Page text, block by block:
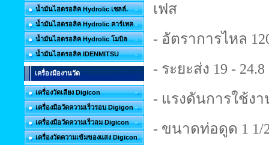
น้ำมันไฮดรอลิค Hydrolic เชลล์.
น้ำมันไฮดรอลิค Hydrolic คาร์เทค
น้ำมันไฮดรอลิค Hydrolic โมบิล
น้ำมันไฮดรอลิค IDENMITSU
เครื่องมืองานวัด
เครื่องวัดเสียง Digicon
เครื่องมือวัดความเร็วรอบ Digigon
เครื่องมือวัดความเร็วลม Digicon
เครื่องวัดความเข้มของแสง Digicon
เฟส
- อัตราการไหล
- ระยะส่ง 19 -
- แรงดันการใช้งา
- ขนาดท่อดูด 1 1/